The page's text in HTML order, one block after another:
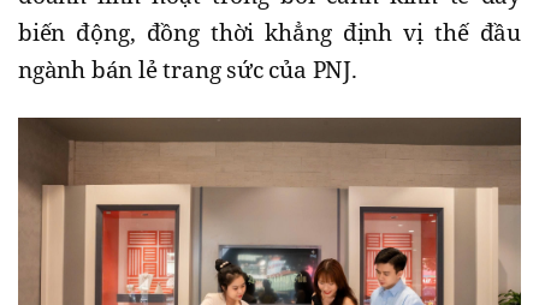
biến động, đồng thời khẳng định vị thế đầu
ngành bán lẻ trang sức của PNJ.